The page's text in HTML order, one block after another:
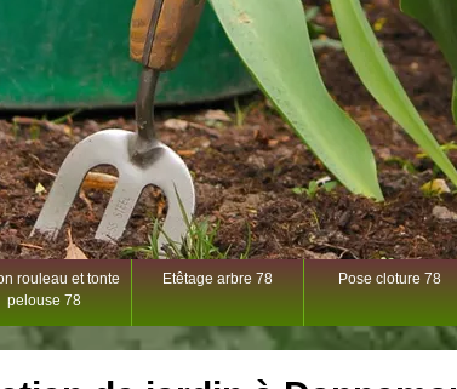
rouleau et tonte
pelouse 78
Etêtage arbre 78 Pose cloture 78